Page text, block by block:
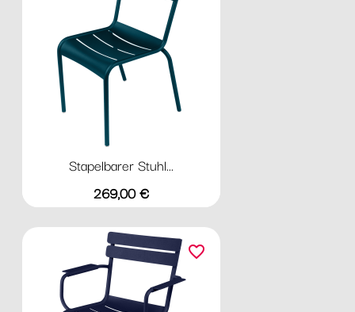
Stapelbarer Stuhl...
Preis
269,00 €
favorite_border